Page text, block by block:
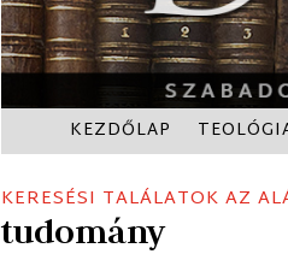
KEZDŐLAP
KERESÉSI TALÁLATOK AZ
tudomány